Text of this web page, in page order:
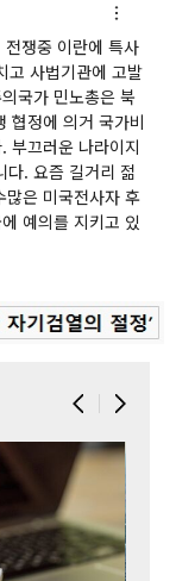
쟁중 이란에 특사
고 사법기관에 고발
국가 민노총은 북
협정에 의거 국가비
부끄러운 나라이지
다. 요즘 길거리 젊
많은 미국전사자 후
예의를 지키고 있